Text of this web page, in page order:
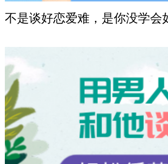
微信用户 超 通过此页面咨询，已获
福建-厦门 159****4462
微信用户 凌乱小羊 通过此页面咨询
微信用户 小任性 通过此页面咨询，
辽宁-大连 176****2843
微信用户 H-孙志远-上海 通过此页面
上海-黄浦 135****7601
江苏-苏州 188****5187
不是谈好恋爱难，是你没学会